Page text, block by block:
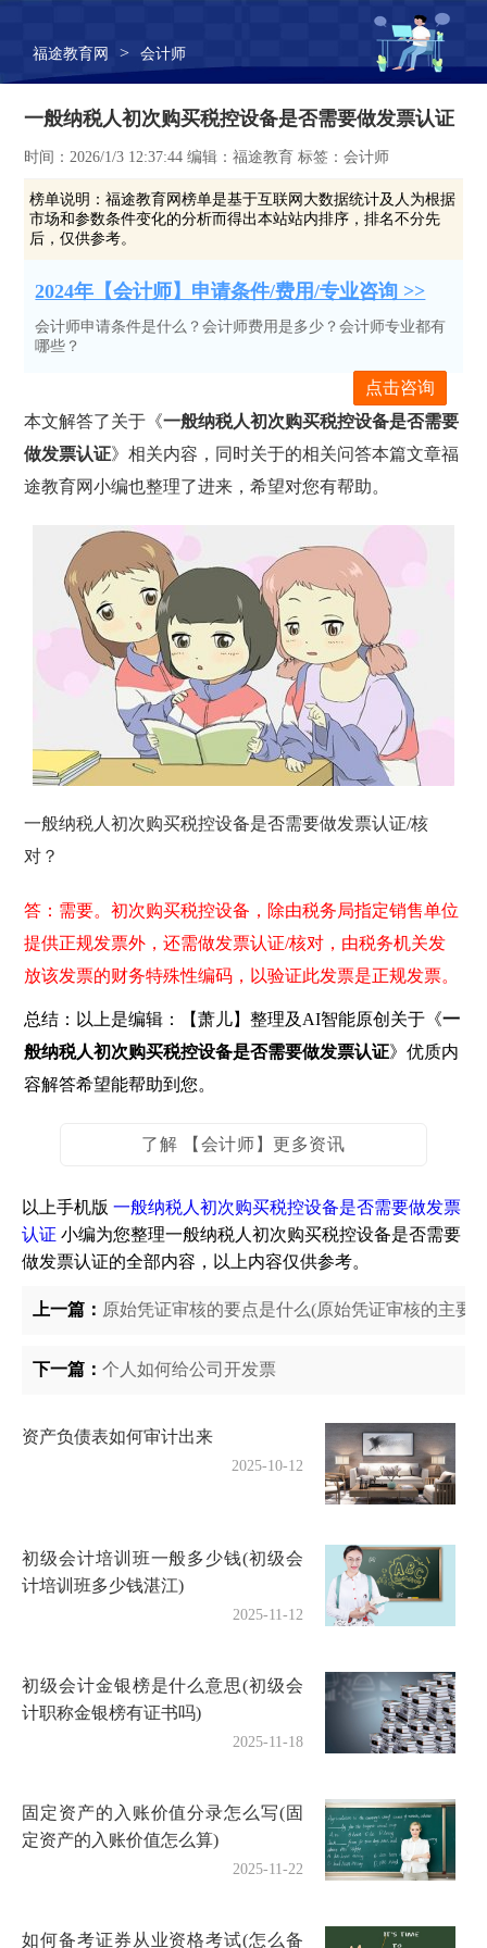
福途教育网 > 会计师
一般纳税人初次购买税控设备是否需要做发票认证
时间：2026/1/3 12:37:44 编辑：福途教育 标签：会计师
榜单说明：福途教育网榜单是基于互联网大数据统计及人为根据
市场和参数条件变化的分析而得出本站站内排序，排名不分先
后，仅供参考。
2024年【会计师】申请条件/费用/专业咨询 >>
会计师申请条件是什么？会计师费用是多少？会计师专业都有
哪些？
点击咨询
本文解答了关于《一般纳税人初次购买税控设备是否需要
做发票认证》相关内容，同时关于的相关问答本篇文章福
途教育网小编也整理了进来，希望对您有帮助。
一般纳税人初次购买税控设备是否需要做发票认证/核
对？
答：需要。初次购买税控设备，除由税务局指定销售单位
提供正规发票外，还需做发票认证/核对，由税务机关发
放该发票的财务特殊性编码，以验证此发票是正规发票。
总结：以上是编辑：【萧儿】整理及AI智能原创关于《一
般纳税人初次购买税控设备是否需要做发票认证》优质内
容解答希望能帮助到您。
了解 【会计师】更多资讯
以上手机版 一般纳税人初次购买税控设备是否需要做发票
认证 小编为您整理一般纳税人初次购买税控设备是否需要
做发票认证的全部内容，以上内容仅供参考。
上一篇： 原始凭证审核的要点是什么(原始凭证审核的主要
下一篇： 个人如何给公司开发票
资产负债表如何审计出来
2025-10-12
初级会计培训班一般多少钱(初级会
计培训班多少钱湛江)
2025-11-12
初级会计金银榜是什么意思(初级会
计职称金银榜有证书吗)
2025-11-18
固定资产的入账价值分录怎么写(固
定资产的入账价值怎么算)
2025-11-22
如何备考证券从业资格考试(怎么备